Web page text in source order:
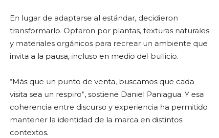
En lugar de adaptarse al estándar, decidieron
transformarlo. Optaron por plantas, texturas naturales
y materiales orgánicos para recrear un ambiente que
invita a la pausa, incluso en medio del bullicio.
“Más que un punto de venta, buscamos que cada
visita sea un respiro”, sostiene Daniel Paniagua. Y esa
coherencia entre discurso y experiencia ha permitido
mantener la identidad de la marca en distintos
contextos.